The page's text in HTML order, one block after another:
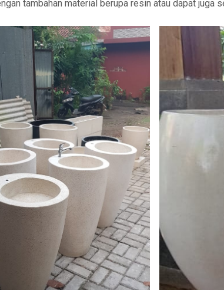
tambahan material berupa resin atau dapat juga